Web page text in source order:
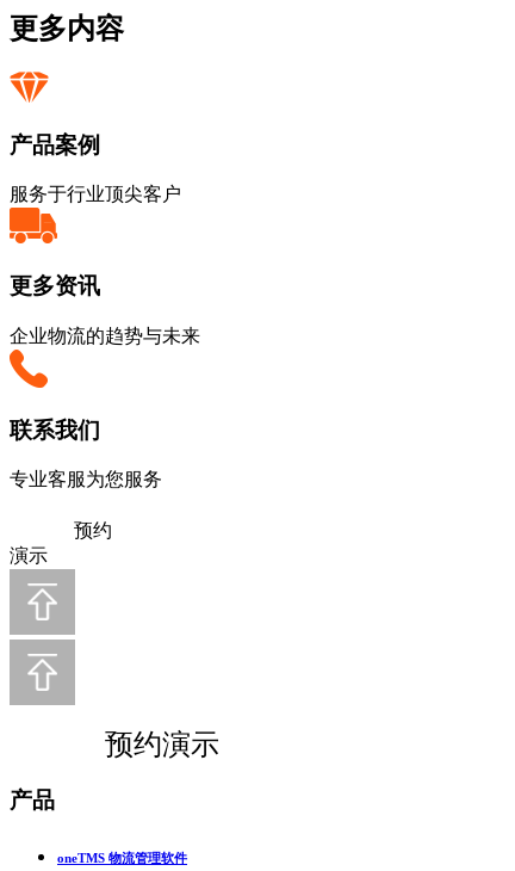
更多内容
产品案例
服务于行业顶尖客户
更多资讯
企业物流的趋势与未来
联系我们
专业客服为您服务
预约
演示
预约演示
产品
oneTMS 物流管理软件